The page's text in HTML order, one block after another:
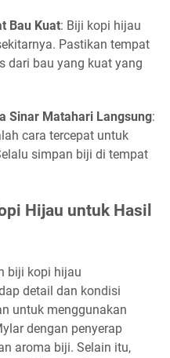
Bau Kuat: Biji kopi hijau
Pastikan tempat
dari bau yang kuat yang
Sinar Matahari Langsung:
cara tercepat untuk
simpan biji di tempat
Hijau untuk Hasil
biji kopi hijau
detail dan kondisi
untuk menggunakan
dengan penyerap
aroma biji. Selain itu,